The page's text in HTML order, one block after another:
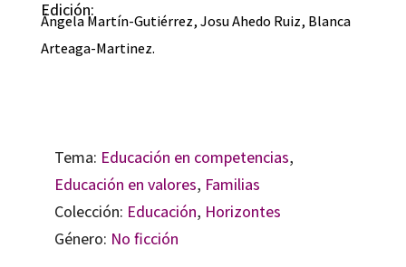
Edición:
Ángela Martín-Gutiérrez,Josu Ahedo Ruiz, Blanca
Arteaga-Martinez.
Tema: Educación en competencias,
Educación en valores, Familias
Colección: Educación, Horizontes
Género: No ficción